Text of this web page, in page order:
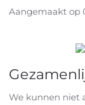
Aangemaakt op
We kunnen niet